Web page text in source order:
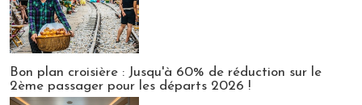
Bon plan croisière : Jusqu'à 60% de réduction sur le
2ème passager pour les départs 2026 !